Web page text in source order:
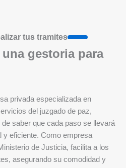
tus tramites
gestoria para
privada especializada en
del juzgado de paz,
saber que cada paso se llevará
y eficiente. Como empresa
de Justicia, facilita a los
asegurando su comodidad y